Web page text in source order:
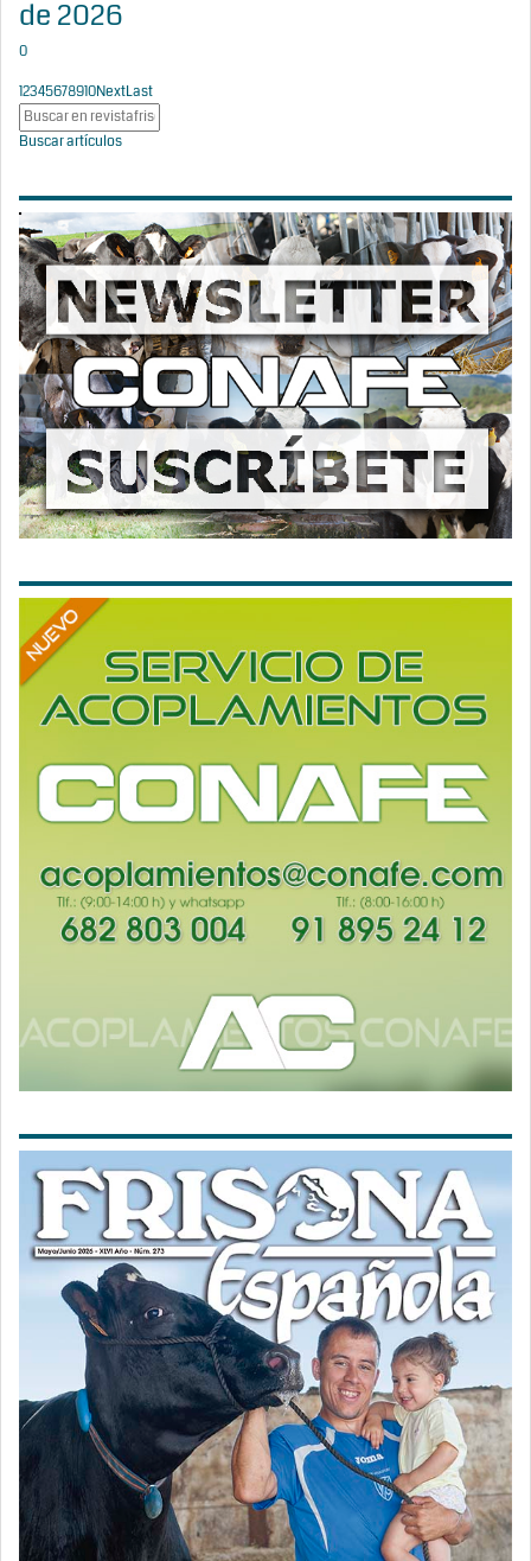
de 2026
0
12345678910NextLast
Buscar artículos